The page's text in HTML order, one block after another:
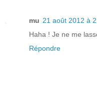
mu 21 août 2012 à
Haha ! Je ne me
Répondre